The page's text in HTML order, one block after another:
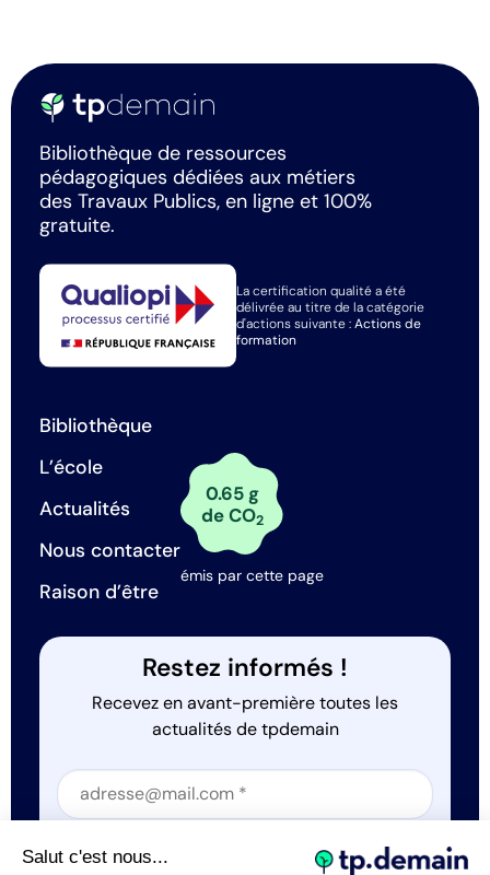
Bibliothèque de ressources
pédagogiques dédiées aux métiers
des Travaux Publics, en ligne et 100%
gratuite.
La certification qualité a été
délivrée au titre de la catégorie
d'actions suivante :Actions de
formation
Bibliothèque
L’école
Actualités
Nous contacter
Raison d’être
0.65 g
de CO2
émis par cette page
Restez informés !
Recevez en avant-première toutes les
actualités de tpdemain
Section
Section
J'accepte que tp.demain utilise mes informations
Salut c'est nous...